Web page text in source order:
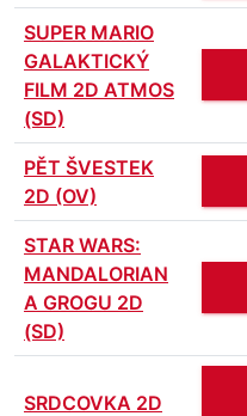
SUPER MARIO
GALAKTICKÝ
FILM 2D ATMOS
(SD)
PĚT ŠVESTEK
2D (OV)
STAR WARS:
MANDALORIAN
A GROGU 2D
(SD)
SRDCOVKA 2D